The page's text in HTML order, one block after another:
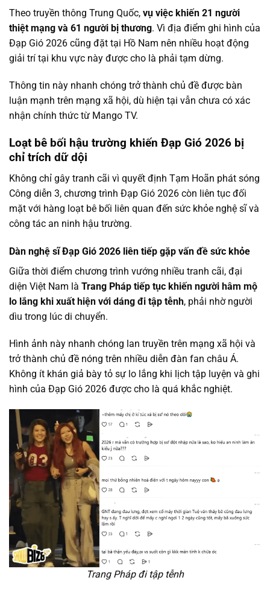
Theo truyền thông Trung Quốc, vụ việc khiến 21 người
thiệt mạng và 61 người bị thương. Vì địa điểm ghi hình của
Đạp Gió 2026 cũng đặt tại Hồ Nam nên nhiều hoạt động
giải trí tại khu vực này được cho là phải tạm dừng.
Thông tin này nhanh chóng trở thành chủ đề được bàn
luận mạnh trên mạng xã hội, dù hiện tại vẫn chưa có xác
nhận chính thức từ Mango TV.
Loạt bê bối hậu trường khiến Đạp Gió 2026 bị
chỉ trích dữ dội
Không chỉ gây tranh cãi vì quyết định Tạm Hoãn phát sóng
Công diễn 3, chương trình Đạp Gió 2026 còn liên tục đối
mặt với hàng loạt bê bối liên quan đến sức khỏe nghệ sĩ và
công tác an ninh hậu trường.
Dàn nghệ sĩ Đạp Gió 2026 liên tiếp gặp vấn đề sức khỏe
Giữa thời điểm chương trình vướng nhiều tranh cãi, đại
diện Việt Nam là Trang Pháp tiếp tục khiến người hâm mộ
lo lắng khi xuất hiện với dáng đi tập tễnh, phải nhờ người
dìu trong lúc di chuyển.
Hình ảnh này nhanh chóng lan truyền trên mạng xã hội và
trở thành chủ đề nóng trên nhiều diễn đàn fan châu Á.
Không ít khán giả bày tỏ sự lo lắng khi lịch tập luyện và ghi
hình của Đạp Gió 2026 được cho là quá khắc nghiệt.
Trang Pháp đi tập tễnh